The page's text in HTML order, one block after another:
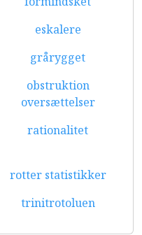
eskalere
grårygget
obstruktion
oversættelser
rationalitet
rotter statistikker
trinitrotoluen